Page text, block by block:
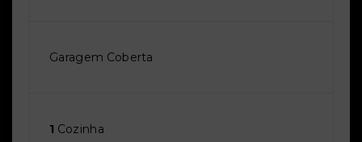
Garagem Coberta
1 Cozinha